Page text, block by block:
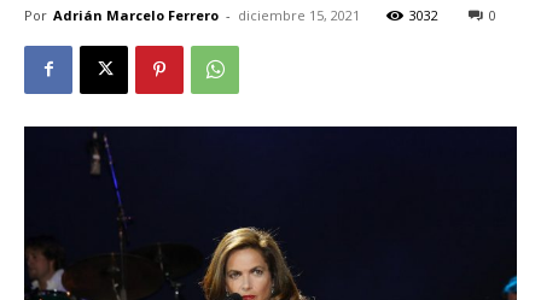
Por Adrián Marcelo Ferrero - diciembre 15, 2021 3032 0